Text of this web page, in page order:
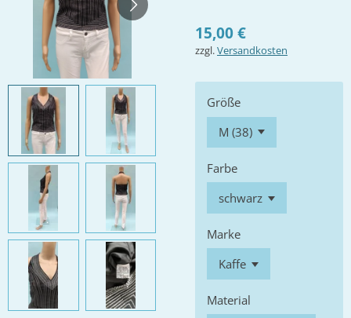
15,00 €
zzgl.Versandkosten
Größe
Farbe
Marke
Material